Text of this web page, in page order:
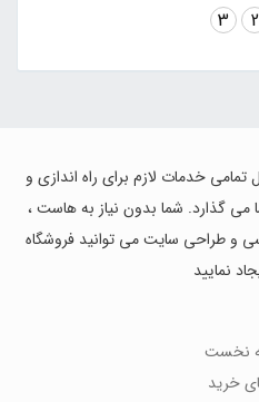
2
3
تمامی خدمات لازم برای راه اندازی و
می گذارد. شما بدون نیاز به هاست ،
و طراحی سایت می توانید فروشگاه
نمایید
نخست
خرید